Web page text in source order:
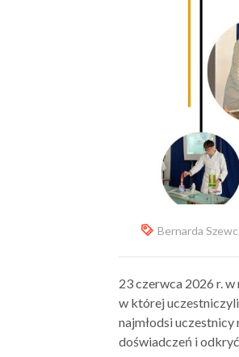
Bernarda
23 czerwca 2026 r.
w której
najmłodsi
doświadczeń i